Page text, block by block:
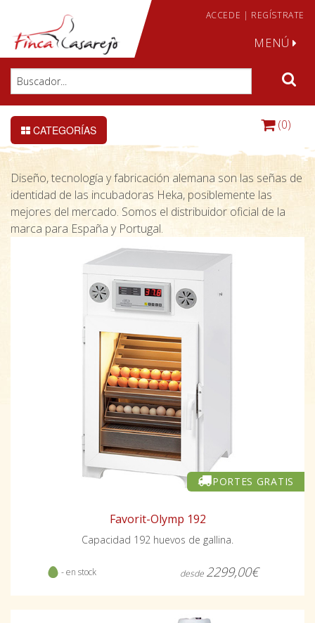
ACCEDE | REGÍSTRATE
MENÚ
CATEGORÍAS (0)
Diseño, tecnología y fabricación alemana son las señas de
identidad de las incubadoras Heka, posiblemente las
mejores del mercado. Somos el distribuidor oficial de la
marca para España y Portugal.
PORTES GRATIS
Favorit-Olymp 192
Capacidad 192 huevos de gallina.
- en stock desde 2299,00€